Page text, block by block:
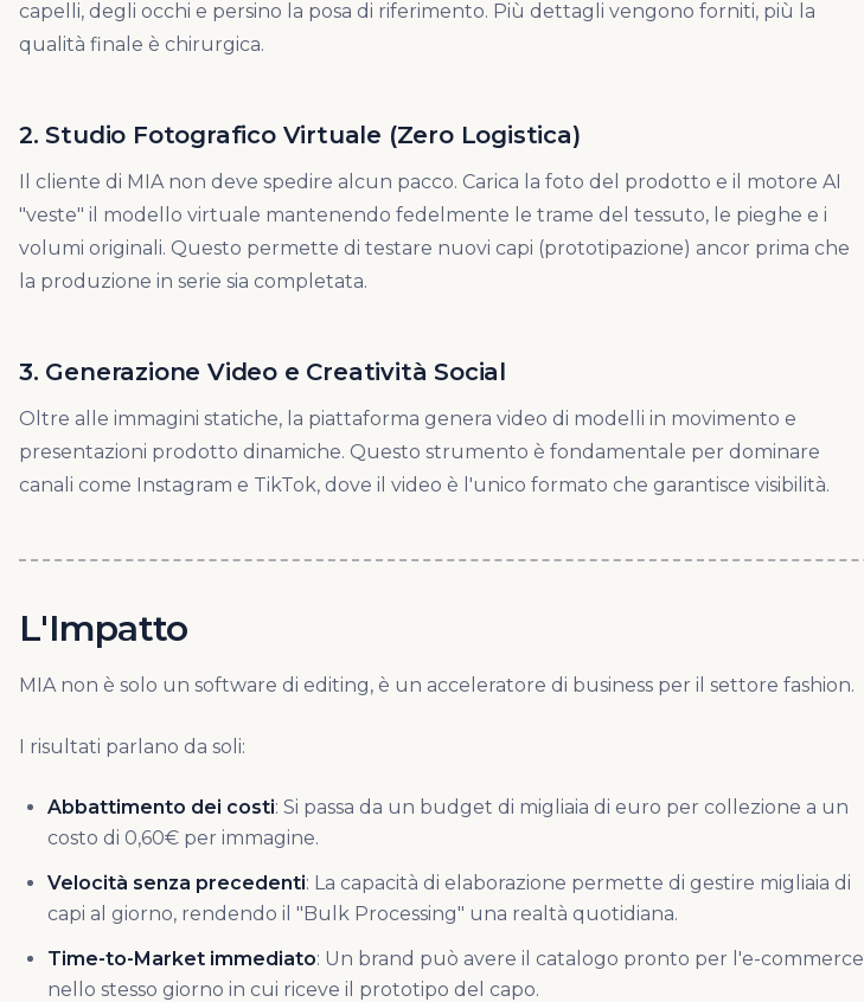
capelli, degli occhi e persino la posa di riferimento. Più dettagli vengono forniti, più la
qualità finale è chirurgica.
2. Studio Fotografico Virtuale (Zero Logistica)
Il cliente di MIA non deve spedire alcun pacco. Carica la foto del prodotto e il motore AI
"veste" il modello virtuale mantenendo fedelmente le trame del tessuto, le pieghe e i
volumi originali. Questo permette di testare nuovi capi (prototipazione) ancor prima che
la produzione in serie sia completata.
3. Generazione Video e Creatività Social
Oltre alle immagini statiche, la piattaforma genera video di modelli in movimento e
presentazioni prodotto dinamiche. Questo strumento è fondamentale per dominare
canali come Instagram e TikTok, dove il video è l'unico formato che garantisce visibilità.
L'Impatto
MIA non è solo un software di editing, è un acceleratore di business per il settore fashion.
I risultati parlano da soli:
Abbattimento dei costi: Si passa da un budget di migliaia di euro per collezione a un
costo di 0,60€ per immagine.
Velocità senza precedenti: La capacità di elaborazione permette di gestire migliaia di
capi al giorno, rendendo il "Bulk Processing" una realtà quotidiana.
Time-to-Market immediato: Un brand può avere il catalogo pronto per l'e-commerce
nello stesso giorno in cui riceve il prototipo del capo.